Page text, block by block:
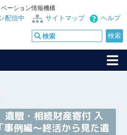
ーション情報機構
ヘルプ
サイトマップ
配信中
遺贈・相続財産寄付 入
例編～終活から見た遺